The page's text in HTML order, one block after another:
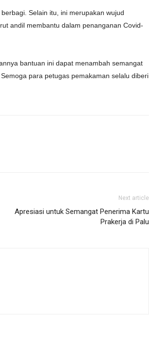
Selain itu, ini merupakan wujud
andil membantu dalam penanganan Covid-
bantuan ini dapat menambah semangat
para petugas pemakaman selalu diberi
Next article
Apresiasi untuk Semangat Penerima Kartu
Prakerja di Palu